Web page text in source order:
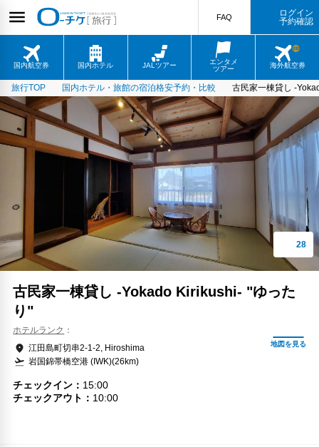
国内航空券 国内ホテル JALツアー
エンタメ
ツアー
海外航空券
FAQ
ログイン
予約確認
旅行TOP 国内ホテル・旅館の宿泊格安予約・比較 古民家一棟貸し -
古民家一棟貸し -Yokado Kirikushi- "ゆった
り"
ホテルランク
江田島町切串2-1-2, Hiroshima
岩国錦帯橋空港 (IWK)(26km)
チェックイン
15:00
チェックアウト
10:00